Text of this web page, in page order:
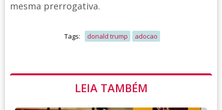
mesma prerrogativa.
Tags: donald trump adocao
LEIA TAMBÉM